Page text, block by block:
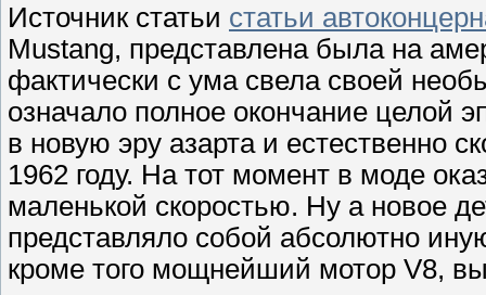
Источник статьи статьи
Mustang, представлена была на
фактически с ума свела своей
означало полное окончание целой
в новую эру азарта и естественно
1962 году. На тот момент в моде
маленькой скоростью. Ну а новое
представляло собой абсолютно
кроме того мощнейший мотор V8,